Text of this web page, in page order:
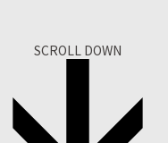
SCROLL DOWN